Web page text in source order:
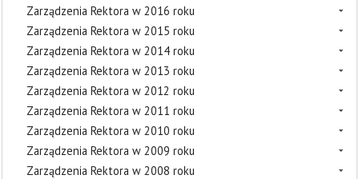
Zarządzenia Rektora w 2016 roku
Zarządzenia Rektora w 2015 roku
Zarządzenia Rektora w 2014 roku
Zarządzenia Rektora w 2013 roku
Zarządzenia Rektora w 2012 roku
Zarządzenia Rektora w 2011 roku
Zarządzenia Rektora w 2010 roku
Zarządzenia Rektora w 2009 roku
Zarządzenia Rektora w 2008 roku